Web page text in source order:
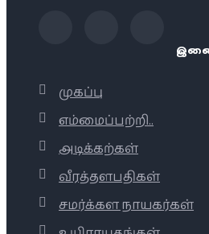
முகப்பு
எம்மைப்பற்றி..
அடிக்கற்கள்
வீரத்தளபதிகள்
சமர்க்கள நாயகர்கள்